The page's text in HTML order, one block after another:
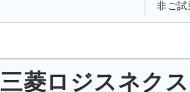
非ご試
三菱ロジスネク